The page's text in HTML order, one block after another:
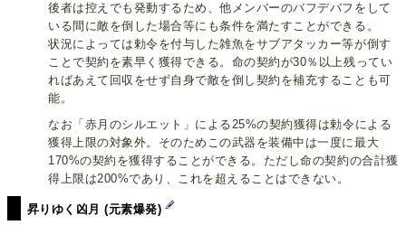
後者は控えでも発動するため、他メンバーのバフデバフをして
いる間に敵を倒した場合等にも条件を満たすことができる。
状況によっては勅令を付与した雑魚をサブアタッカー等が倒す
ことで契約を素早く獲得できる。命の契約が30％以上残ってい
ればあえて回収をせず自身で敵を倒し契約を補充することも可
能。
なお「赤月のシルエット」による25%の契約獲得は勅令による
獲得上限の対象外。そのためこの武器を装備中は一度に最大
170%の契約を獲得することができる。ただし命の契約の合計獲
得上限は200%であり、これを超えることはできない。
昇りゆく凶月 (元素爆発)